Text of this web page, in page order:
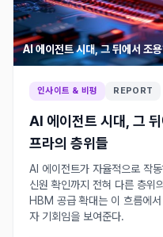
AI 에이전트 시대, 그 뒤에서 조
인사이트 & 비평 REPORT
AI 에이전트 시대, 그
프라의 층위들
AI 에이전트가 자율적으로 작
신원 확인까지 전혀 다른 층위
HBM 공급 확대는 이 흐름에
자 기회임을 보여준다.